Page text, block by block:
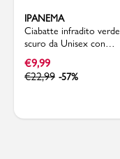
IPANEMA
Ciabatte infradito verde
scuro da Unisex con
bandiera Ipanema Brazil
€9,99
€22,99 -57%